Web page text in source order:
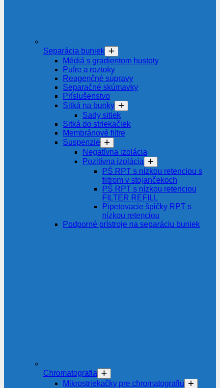
Separácia buniek
Médiá s gradientom hustoty
Pufre a roztoky
Reagenčné súpravy
Separačné skúmavky
Príslušenstvo
Sitká na bunky
Sady sitiek
Sitká do striekačiek
Membránové filtre
Suspenzie
Negatívna izolácia
Pozitívna izolácia
PŠ RPT s nízkou retenciou s
filtrom v stojančekoch
PŠ RPT s nízkou retenciou
FILTER REFILL
Pipetovacie špičky RPT s
nízkou retenciou
Podporné prístroje na separáciu buniek
Chromatografia
Mikrostriekačky pre chromatografiu